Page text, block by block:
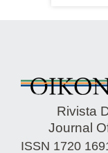
Rivista
Journal
ISSN 1720